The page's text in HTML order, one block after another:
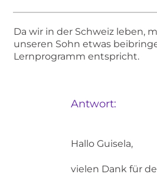
Da wir in der Schweiz leben,
unseren Sohn etwas
Lernprogramm entspricht.
Antwort:
Hallo Guisela,
vielen Dank für